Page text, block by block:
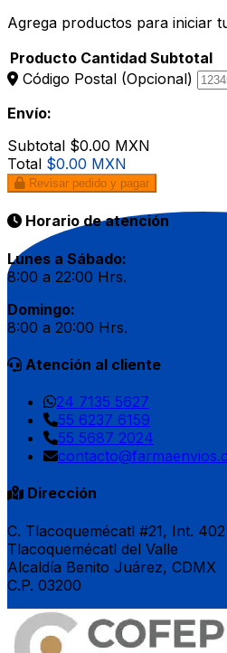
Agrega productos para iniciar
Producto Cantidad Subtotal
Código Postal (Opcional)
Envío:
Subtotal $0.00 MXN
Total $0.00 MXN
Revisar pedido y pagar
Horario de atención
Lunes a Sábado:
8:00 a 22:00 Hrs.
Domingo:
8:00 a 20:00 Hrs.
Atención al cliente
24 7135 5627
55 6237 6159
55 5687 2024
Dirección
C. Tlacoquemécatl #21, Int. 402
Tlacoquemécatl del Valle
Alcaldía Benito Juárez, CDMX
C.P. 03200